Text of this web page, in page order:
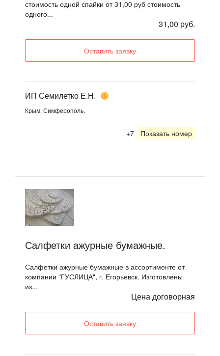
стоимость одной спайки от 31,00 руб стоимость
одного...
31,00 руб.
Оставить заявку
ИП Семилетко Е.Н. 1
Крым, Симферополь,
+7 Показать номер
Салфетки ажурные бумажные.
Салфетки ажурные бумажные в ассортименте от
компании "ГУСЛИЦА", г. Егорьевск. Изготовлены
из...
Цена договорная
Оставить заявку